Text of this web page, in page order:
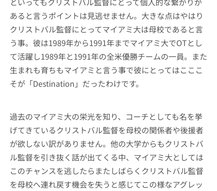
あると言うポイントは見逃せません。大きな点はやはり
クリストバル監督にとってマイアミ大は母校であると言
う事。彼は1989年から1991年までマイアミ大でOTとし
て活躍し1989年と1991年の全米優勝チームの一員。また
生まれも育ちもマイアミと言う事で彼にとってはこここ
そが「Destination」だったわけです。
過去のマイアミ大の栄光を知り、コーチとしても名を挙
げてきているクリストバル監督を母校の関係者や後援者
が欲しない訳がありません。他の大学からもクリストバ
ル監督を引き抜く話が出てくる中、マイアミ大としては
このチャンスを逃したらまたしばらくクリストバル監督
を母校へ連れ戻す機会を失うと感じてこの様なアグレッ